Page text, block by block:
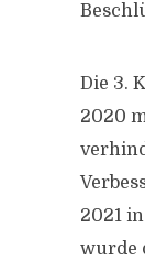
Die 3.
2020
2021
wurde